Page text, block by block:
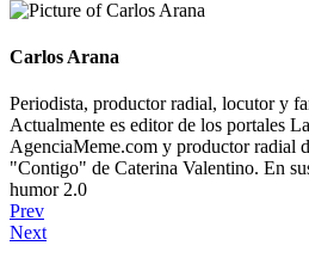
Carlos Arana
Periodista, productor radial, locutor y
Actualmente es editor de los portales
AgenciaMeme.com y productor radial
"Contigo" de Caterina Valentino. En
humor 2.0
Prev
Next